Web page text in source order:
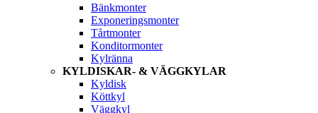
Bänkmonter
Exponeringsmonter
Tårtmonter
Konditormonter
Kylränna
KYLDISKAR- & VÄGGKYLAR
Kyldisk
Köttkyl
Väggkyl